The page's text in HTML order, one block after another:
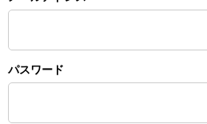
パスワード